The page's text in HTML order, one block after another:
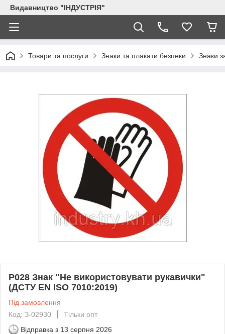
Видавництво "ІНДУСТРІЯ"
Товари та послуги Знаки та плакати безпеки Знаки
P028 Знак "Не використовувати рукавички"
(ДСТУ EN ISO 7010:2019)
Під замовлення
Код: З-02930
Тільки опт
Відправка з 13 серпня 2026